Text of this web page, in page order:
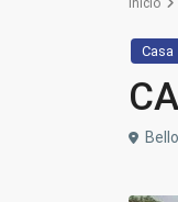
Inicio
Casa